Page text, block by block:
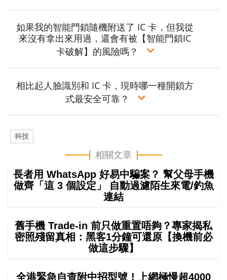
如果我的智能門鎖隨機附送了 IC 卡，但我從
來沒有拿出來用過，還會有被【智能門鎖IC
卡破解】的風險嗎？
相比起人臉識別和 IC 卡，現時哪一種開鎖方
式最安全可靠？
科技
相關文章
長者用 WhatsApp 好易中騙案？ 幫父母手機
做齊「這 3 個設定」 自動過濾陌生來電/釣魚
連結
舊手機 Trade-in 前只做重置唔夠？專家揭私
密照殘留真相：黑客1分鐘可還原【換機前必
做這步驟】
全港緊急自查附中招型號！上網極慢超4000